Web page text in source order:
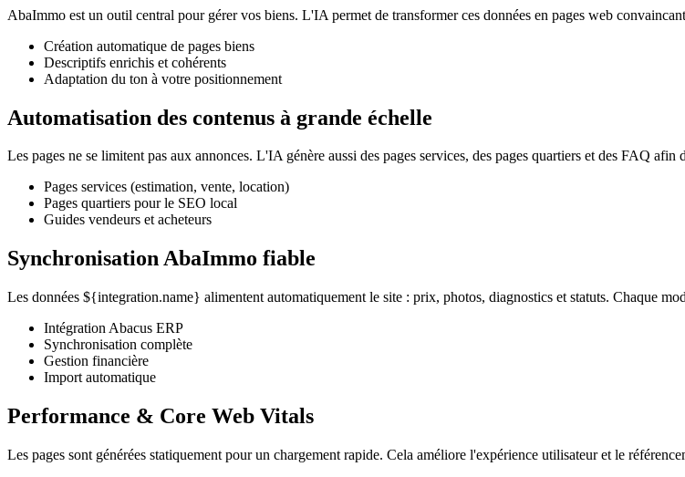
AbaImmo est un outil central pour gérer vos biens. L'IA permet de transformer ces données en pages web
Création automatique de pages biens
Descriptifs enrichis et cohérents
Adaptation du ton à votre positionnement
Automatisation des contenus à grande échelle
Les pages ne se limitent pas aux annonces. L'IA génère aussi des pages services, des pages quartiers et des FAQ
Pages services (estimation, vente, location)
Pages quartiers pour le SEO local
Guides vendeurs et acheteurs
Synchronisation AbaImmo fiable
Les données ${integration.name} alimentent automatiquement le site : prix, photos, diagnostics et statuts. Chaque
Intégration Abacus ERP
Synchronisation complète
Gestion financière
Import automatique
Performance & Core Web Vitals
Les pages sont générées statiquement pour un chargement rapide. Cela améliore l'expérience utilisateur et le